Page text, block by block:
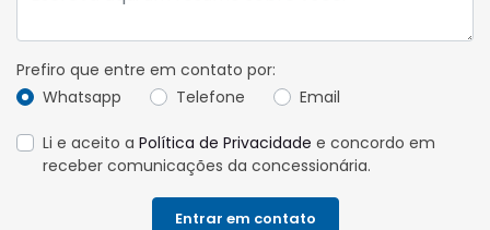
Prefiro que entre em contato por:
Whatsapp
Telefone Email
Li e aceito a Política de Privacidade e concordo em
receber comunicações da concessionária.
Entrar em contato